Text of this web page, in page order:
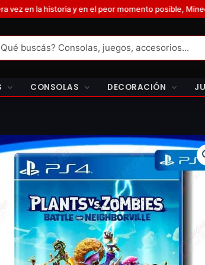
en el peor momento posible, Minecraft aumenta sus
CONSOLAS DECORACIÓN